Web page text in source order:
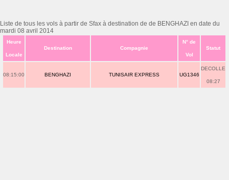
Liste de tous les vols à partir de Sfax à destination de de BENGHAZI en date du
mardi 08 avril 2014
Heure
Locale
Destination Compagnie
N° de
Vol
Statut
08:15:00 BENGHAZI TUNISAIR EXPRESS UG1346
DECOLLE
08:27